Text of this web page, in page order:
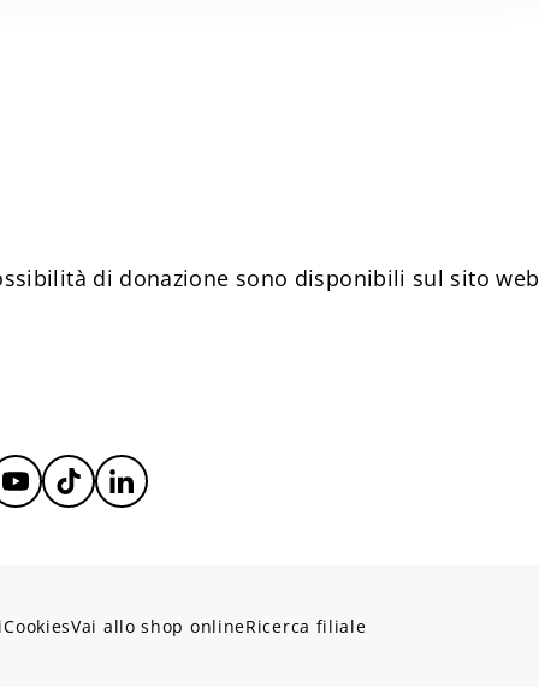
di donazione sono disponibili sul sito web
CookiesVai allo shop onlineRicerca filiale